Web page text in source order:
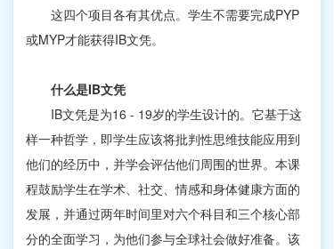
这四个项目各有其优点。学生不需要完成PYP
或MYP才能获得IB文凭。
什么是IB文凭
IB文凭是为16 - 19岁的学生设计的。它基于这
样一种哲学，即学生应该将批判性思维技能应用到
他们的经历中，并学会评估他们周围的世界。本课
程鼓励学生在学术、社交、情感和身体健康方面的
发展，并通过两年时间里对六个科目和三个核心部
分的全面学习，为他们参与全球社会做好准备。该